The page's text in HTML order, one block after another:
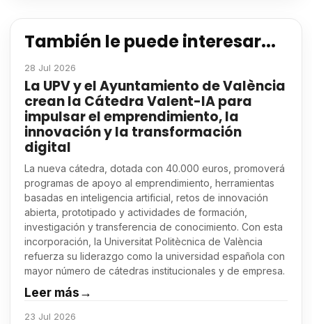
También le puede interesar...
28 Jul 2026
La UPV y el Ayuntamiento de València
crean la Cátedra Valent-IA para
impulsar el emprendimiento, la
innovación y la transformación
digital
La nueva cátedra, dotada con 40.000 euros, promoverá
programas de apoyo al emprendimiento, herramientas
basadas en inteligencia artificial, retos de innovación
abierta, prototipado y actividades de formación,
investigación y transferencia de conocimiento. Con esta
incorporación, la Universitat Politècnica de València
refuerza su liderazgo como la universidad española con
mayor número de cátedras institucionales y de empresa.
Leer más→
23 Jul 2026